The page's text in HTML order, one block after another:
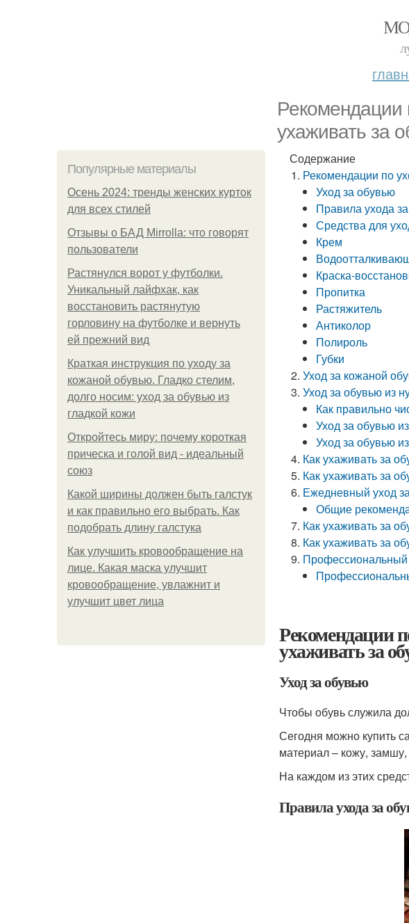
Рекомендации
ухаживать за
Популярные материалы
Осень 2024: тренды женских курток
для всех стилей
Отзывы о БАД Mirrolla: что говорят
пользователи
Растянулся ворот у футболки.
Уникальный лайфхак, как
восстановить растянутую
горловину на футболке и вернуть
ей прежний вид
Краткая инструкция по уходу за
кожаной обувью. Гладко стелим,
долго носим: уход за обувью из
гладкой кожи
Откройтесь миру: почему короткая
прическа и голой вид - идеальный
союз
Какой ширины должен быть галстук
и как правильно его выбрать. Как
подобрать длину галстука
Как улучшить кровообращение на
лице. Какая маска улучшит
кровообращение, увлажнит и
улучшит цвет лица
Содержание
Рекомендации по
Уход за обувью
Правила ухода
Средства для
Крем
Краска-
Пропитка
Растяжитель
Антиколор
Полироль
Губки
Уход за кожаной
Уход за обувью из
Как правильно
Уход за обувью
Уход за обувью
Как ухаживать за
Как ухаживать за
Ежедневный уход
Общие
Как ухаживать за
Как ухаживать за
Профессиональный
Рекомендации
ухаживать за
Уход за обувью
Чтобы обувь служила
Сегодня можно купить
материал – кожу,
На каждом из этих
Правила ухода за